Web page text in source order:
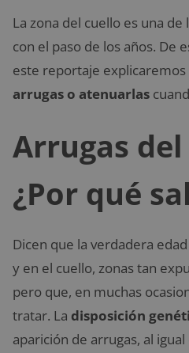
La zona del cuello es una
con el paso de los años. De
este reportaje
arrugas o atenuarlas
Arrugas
¿Por qué
Dicen que la verdadera
y en el cuello, zonas tan
pero que, en muchas
tratar. La disposición
aparición de arrugas, al